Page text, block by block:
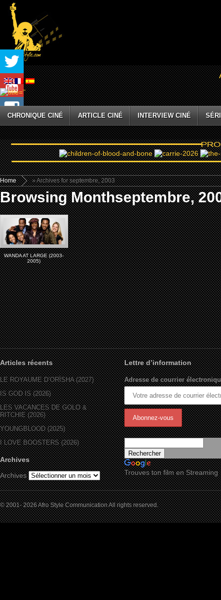
CHRONIQUE CINÉ ARTICLE CINÉ INTERVIEW CINÉ
Home » Archives for septembre, 2003
Browsing Monthseptembre,
WANDA AT LARGE (2003-
2005)
Articles récents
LE ROYAUME D’ORÏSHA (2027)
IS GOD IS (2026)
LES VACANCES DE GOLO &
RITCHIE (2026)
YOUNGBLOOD (2025)
I LOVE BOOSTERS (2026)
Archives
Archives
Lettre d’information
Adresse de courrier
Trouves ton film en Streaming
© 2001- 2026 Afro Style Communication All rights reserved.